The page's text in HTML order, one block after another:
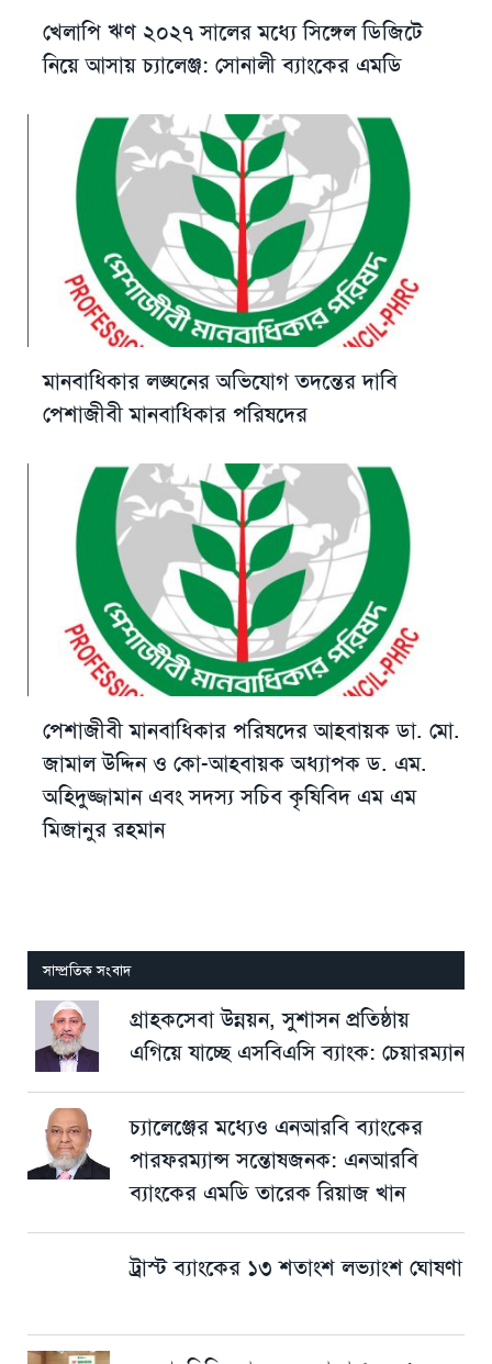
খেলাপি ঋণ ২০২৭ সালের মধ্যে সিঙ্গেল ডিজিটে
নিয়ে আসায় চ্যালেঞ্জ: সোনালী ব্যাংকের এমডি
মানবাধিকার লঙ্ঘনের অভিযোগ তদন্তের দাবি
পেশাজীবী মানবাধিকার পরিষদের
পেশাজীবী মানবাধিকার পরিষদের আহবায়ক ডা. মো.
জামাল উদ্দিন ও কো-আহবায়ক অধ্যাপক ড. এম.
অহিদুজ্জামান এবং সদস্য সচিব কৃষিবিদ এম এম
মিজানুর রহমান
সাম্প্রতিক সংবাদ
গ্রাহকসেবা উন্নয়ন, সুশাসন প্রতিষ্ঠায়
এগিয়ে যাচ্ছে এসবিএসি ব্যাংক: চেয়ারম্যান
চ্যালেঞ্জের মধ্যেও এনআরবি ব্যাংকের
পারফরম্যান্স সন্তোষজনক: এনআরবি
ব্যাংকের এমডি তারেক রিয়াজ খান
ট্রাস্ট ব্যাংকের ১৩ শতাংশ লভ্যাংশ ঘোষণা